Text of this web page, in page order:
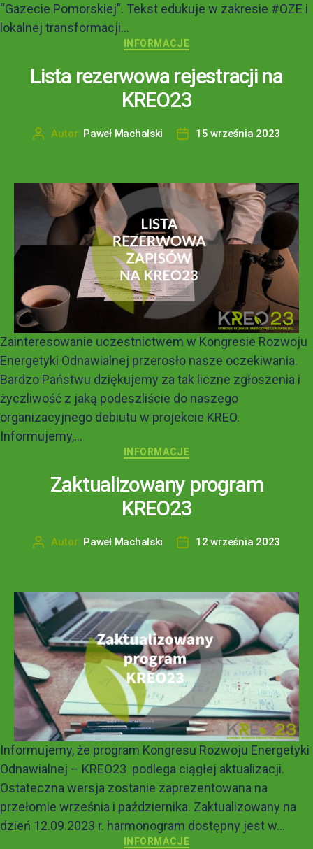
“Gazecie Pomorskiej”. Tekst edukuje w zakresie #OZE i
lokalnej transformacji...
INFORMACJE
Lista rezerwowa rejestracji na
KREO23
Autor: Paweł Machalski 15 września 2023
Zainteresowanie uczestnictwem w Kongresie Rozwoju
Energetyki Odnawialnej przerosło nasze oczekiwania.
Bardzo Państwu dziękujemy za tak liczne zgłoszenia i
życzliwość z jaką podeszliście do naszego
organizacyjnego debiutu w projekcie KREO.
Informujemy,...
INFORMACJE
Zaktualizowany program
KREO23
Autor: Paweł Machalski 12 września 2023
Informujemy, że program Kongresu Rozwoju Energetyki
Odnawialnej – KREO23 podlega ciągłej aktualizacji.
Ostateczna wersja zostanie zaprezentowana na
przełomie września i października. Zaktualizowany na
dzień 12.09.2023 r. harmonogram dostępny jest w...
INFORMACJE